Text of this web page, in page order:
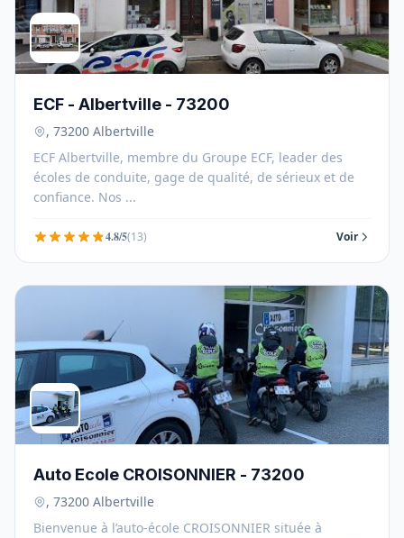
ECF - Albertville - 73200
, 73200 Albertville
ECF Albertville, membre du Groupe ECF, leader des
écoles de conduite, gage de qualité, de sérieux et de
confiance. Nos ...
4.8/5(13) Voir
Auto Ecole CROISONNIER - 73200
, 73200 Albertville
Bienvenue à l’auto-école CROISONNIER située à